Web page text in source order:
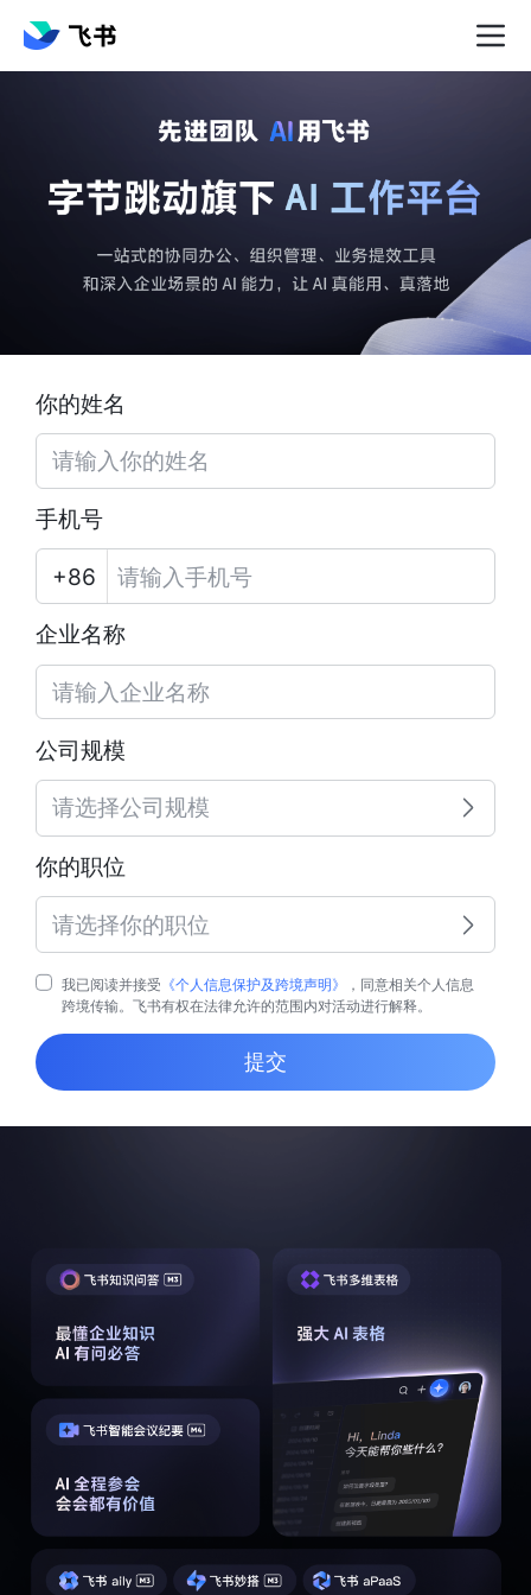
你的姓名
手机号
企业名称
公司规模
请选择公司规模
你的职位
请选择你的职位
我已阅读并接受 《个人信息保护及跨境声明》
，同意相关个人信息
跨境传输。飞书有权在法律允许的范围内对活动进行解释。
提交